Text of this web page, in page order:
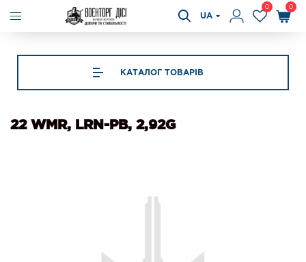
UA
0 0
КАТАЛОГ ТОВАРІВ
22 WMR, LRN-PB, 2,92G